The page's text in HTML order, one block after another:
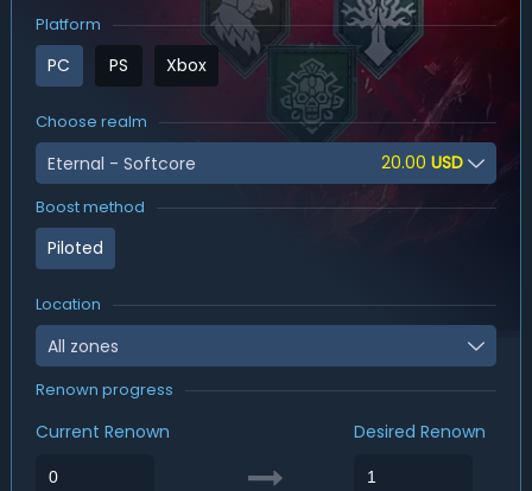
Platform
PC PS Xbox
Choose realm
Eternal - Softcore 20.00 USD
Boost method
Piloted
Location
All zones
Renown progress
Current Renown Desired Renown